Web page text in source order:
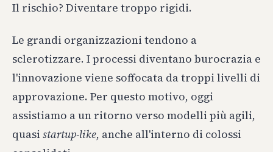
Il rischio? Diventare troppo rigidi.
Le grandi organizzazioni tendono a
sclerotizzare. I processi diventano burocrazia e
l'innovazione viene soffocata da troppi livelli di
approvazione. Per questo motivo, oggi
assistiamo a un ritorno verso modelli più agili,
quasistartup-like, anche all'interno di colossi